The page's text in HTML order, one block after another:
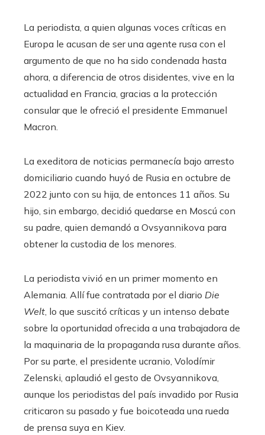
La periodista, a quien algunas voces críticas en
Europa le acusan de ser una agente rusa con el
argumento de que no ha sido condenada hasta
ahora, a diferencia de otros disidentes, vive en la
actualidad en Francia, gracias a la protección
consular que le ofreció el presidente Emmanuel
Macron.
La exeditora de noticias permanecía bajo arresto
domiciliario cuando huyó de Rusia en octubre de
2022 junto con su hija, de entonces 11 años. Su
hijo, sin embargo, decidió quedarse en Moscú con
su padre, quien demandó a Ovsyannikova para
obtener la custodia de los menores.
La periodista vivió en un primer momento en
Alemania. Allí fue contratada por el diario Die
Welt, lo que suscitó críticas y un intenso debate
sobre la oportunidad ofrecida a una trabajadora de
la maquinaria de la propaganda rusa durante años.
Por su parte, el presidente ucranio, Volodímir
Zelenski, aplaudió el gesto de Ovsyannikova,
aunque los periodistas del país invadido por Rusia
criticaron su pasado y fue boicoteada una rueda
de prensa suya en Kiev.